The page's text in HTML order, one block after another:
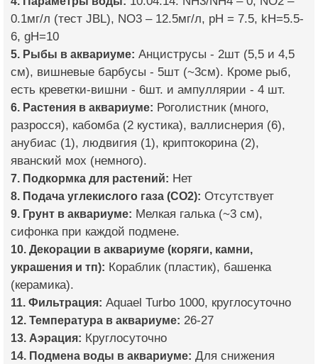
0.1мг/л (тест JBL), NO3 – 12.5мг/л, pH = 7.5, kH=5.5-
6, gH=10
5. Рыбы в аквариуме: Анциструсы - 2шт (5,5 и 4,5
см), вишневые барбусы - 5шт (~3см). Кроме рыб,
есть креветки-вишни - 6шт. и ампуллярии - 4 шт.
6. Растения в аквариуме: Роголистник (много,
разросся), кабомба (2 кустика), валлиснерия (6),
анубиас (1), людвигия (1), криптокорина (2),
яванский мох (немного).
7. Подкормка для растений: Нет
8. Подача углекислого газа (CO2): Отсутствует
9. Грунт в аквариуме: Мелкая галька (~3 см),
сифонка при каждой подмене.
10. Декорации в аквариуме (коряги, камни,
украшения и тп): Кораблик (пластик), башенка
(керамика).
11. Фильтрация: Aquael Turbo 1000, круглосуточно
12. Температура в аквариуме: 26-27
13. Аэрация: Круглосуточно
14. Подмена воды в аквариуме: Для снижения